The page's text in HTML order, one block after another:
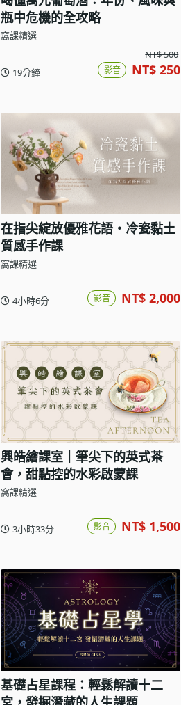
瓶中危機的全攻略
窩課精選
19分鐘
NT$ 500
影音 NT$ 250
在指尖綻放優雅花語・冷瓷黏土
質感手作課
窩課精選
4小時6分 影音 NT$ 2,000
興皓繪課室｜筆尖下的英式茶
會，甜點控的水彩啟蒙課
窩課精選
3小時33分 影音 NT$ 1,500
基礎占星課程：輕鬆解讀十二